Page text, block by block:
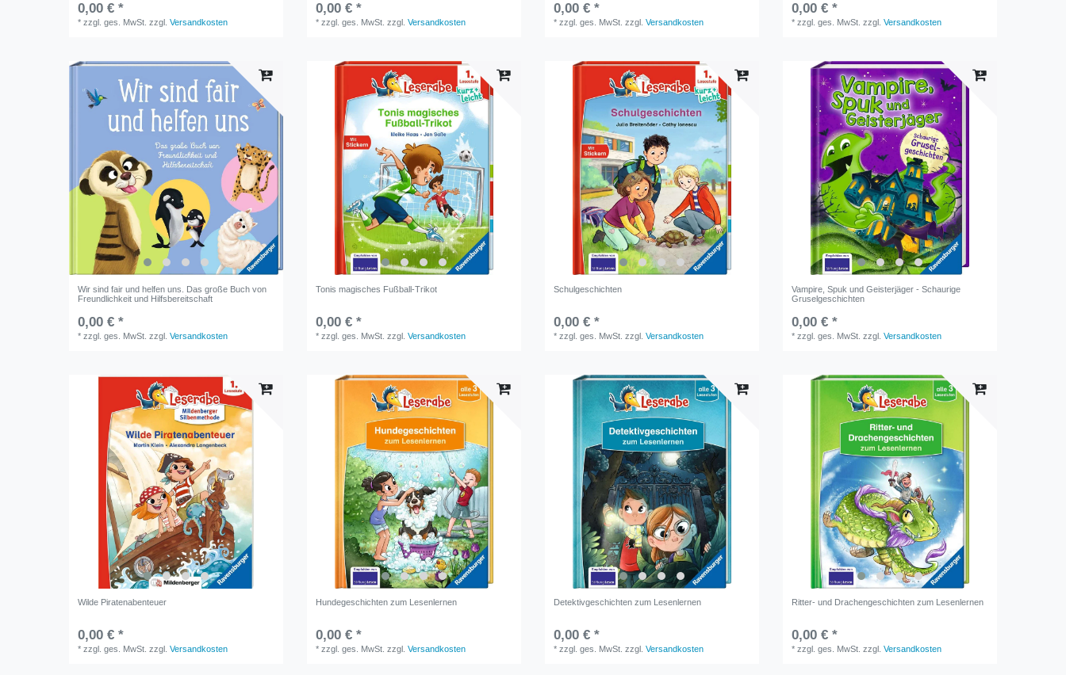
0,00 € *
*zzgl. ges. MwSt. zzgl.Versandkosten
0,00 € *
*zzgl. ges. MwSt. zzgl.Versandkosten
0,00 € *
*zzgl. ges. MwSt. zzgl.Versandkosten
0,00 € *
*zzgl. ges. MwSt. zzgl.Versandkosten
Wir sind fair und helfen uns. Das große Buch von
Freundlichkeit und Hilfsbereitschaft
0,00 € *
*zzgl. ges. MwSt. zzgl.Versandkosten
Tonis magisches Fußball-Trikot
0,00 € *
*zzgl. ges. MwSt. zzgl.Versandkosten
Schulgeschichten
0,00 € *
*zzgl. ges. MwSt. zzgl.Versandkosten
Vampire, Spuk und Geisterjäger - Schaurige
Gruselgeschichten
0,00 € *
*zzgl. ges. MwSt. zzgl.Versandkosten
Wilde Piratenabenteuer
0,00 € *
*zzgl. ges. MwSt. zzgl.Versandkosten
Hundegeschichten zum Lesenlernen
0,00 € *
*zzgl. ges. MwSt. zzgl.Versandkosten
Detektivgeschichten zum Lesenlernen
0,00 € *
*zzgl. ges. MwSt. zzgl.Versandkosten
Ritter- und Drachengeschichten zum Lesenlernen
0,00 € *
*zzgl. ges. MwSt. zzgl.Versandkosten